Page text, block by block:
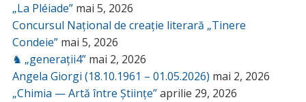
„La Pléiade” mai 5, 2026
Concursul Național de creație literară „Tinere
Condeie” mai 5, 2026
♞ „generații4” mai 2, 2026
Angela Giorgi (18.10.1961 – 01.05.2026) mai 2, 2026
„Chimia — Artă între Științe”aprilie 29, 2026